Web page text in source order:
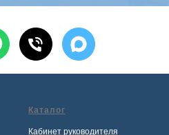
Каталог
Кабинет руководителя